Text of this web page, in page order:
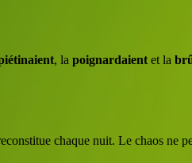
, la poignardaient et la
chaque nuit. Le chaos ne